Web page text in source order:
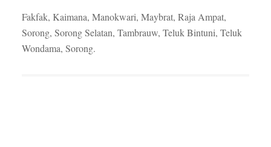
Fakfak, Kaimana, Manokwari, Maybrat, Raja Ampat,
Sorong, Sorong Selatan, Tambrauw, Teluk Bintuni, Teluk
Wondama, Sorong.